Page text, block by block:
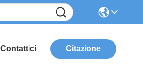
Contattici Citazione